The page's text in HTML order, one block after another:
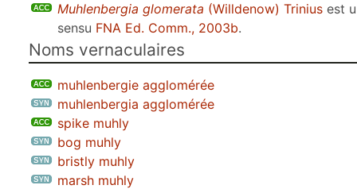
contenu Muhlenbergia glomerata (Willdenow) Trinius est
sensu FNA Ed. Comm., 2003b.
Noms vernaculaires
muhlenbergie agglomérée
muhlenbergia agglomérée
spike muhly
bog muhly
bristly muhly
marsh muhly